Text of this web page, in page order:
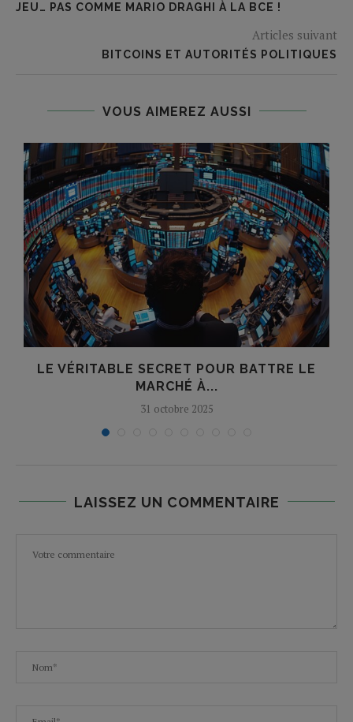
JEU… PAS COMME MARIO DRAGHI À LA BCE !
Articles suivant
BITCOINS ET AUTORITÉS POLITIQUES
VOUS AIMEREZ AUSSI
LE VÉRITABLE SECRET POUR BATTRE LE
MARCHÉ À...
31 octobre 2025
LAISSEZ UN COMMENTAIRE